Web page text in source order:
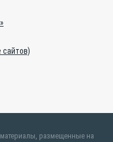
сайтов)
размещенные на